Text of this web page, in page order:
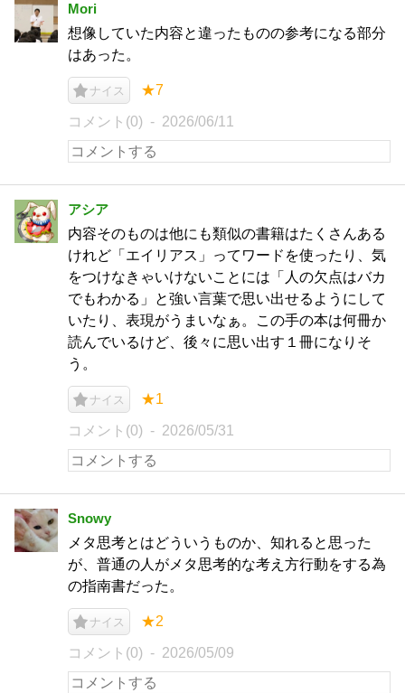
Mori
想像していた内容と違ったものの参考になる部分
はあった。
ナイス ★7
コメント(0) 2026/06/11
アシア
内容そのものは他にも類似の書籍はたくさんある
けれど「エイリアス」ってワードを使ったり、気
をつけなきゃいけないことには「人の欠点はバカ
でもわかる」と強い言葉で思い出せるようにして
いたり、表現がうまいなぁ。この手の本は何冊か
読んでいるけど、後々に思い出す１冊になりそ
う。
ナイス ★1
コメント(0) 2026/05/31
Snowy
メタ思考とはどういうものか、知れると思った
が、普通の人がメタ思考的な考え方行動をする為
の指南書だった。
ナイス ★2
コメント(0) 2026/05/09